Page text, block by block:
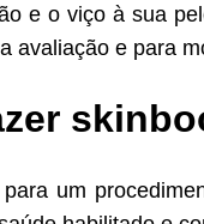
e o viço à sua
avaliação e para
um